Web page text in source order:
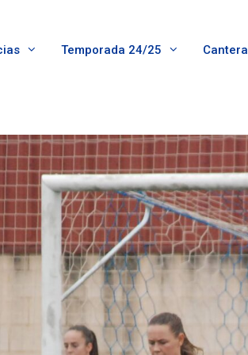
Temporada 24/25 Cantera